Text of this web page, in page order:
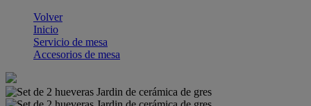
Volver
Inicio
Servicio de mesa
Accesorios de mesa